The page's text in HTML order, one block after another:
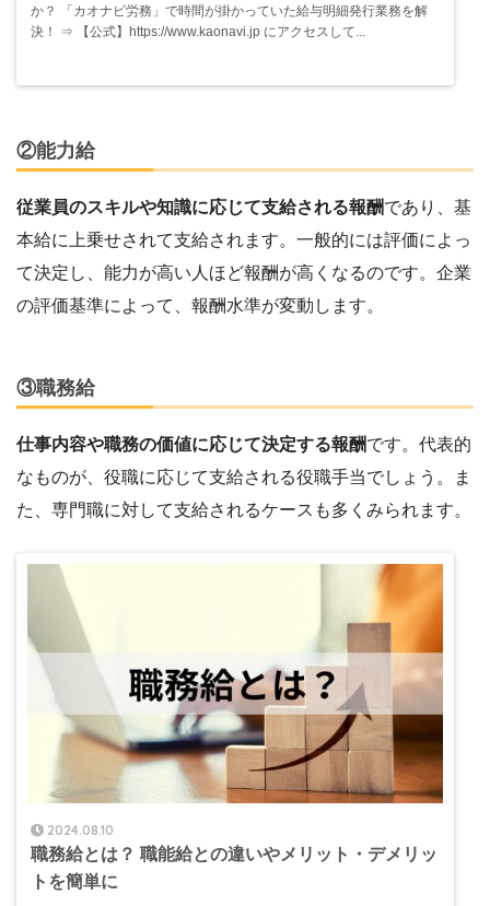
か？ 「カオナビ労務」で時間が掛かっていた給与明細発行業務を解
決！ ⇒ 【公式】https://www.kaonavi.jp にアクセスして...
②能力給
従業員のスキルや知識に応じて支給される報酬であり、基
本給に上乗せされて支給されます。一般的には評価によっ
て決定し、能力が高い人ほど報酬が高くなるのです。企業
の評価基準によって、報酬水準が変動します。
③職務給
仕事内容や職務の価値に応じて決定する報酬です。代表的
なものが、役職に応じて支給される役職手当でしょう。ま
た、専門職に対して支給されるケースも多くみられます。
2024.08.10
職務給とは？ 職能給との違いやメリット・デメリッ
トを簡単に